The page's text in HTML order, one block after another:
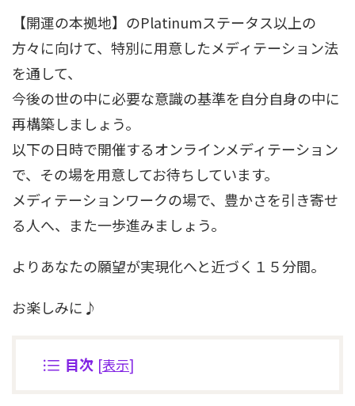
【開運の本拠地】のPlatinumステータス以上の
方々に向けて、特別に用意したメディテーション法
を通して、
今後の世の中に必要な意識の基準を自分自身の中に
再構築しましょう。
以下の日時で開催するオンラインメディテーション
で、その場を用意してお待ちしています。
メディテーションワークの場で、豊かさを引き寄せ
る人へ、また一歩進みましょう。
よりあなたの願望が実現化へと近づく１５分間。
お楽しみに♪
目次 [表示]